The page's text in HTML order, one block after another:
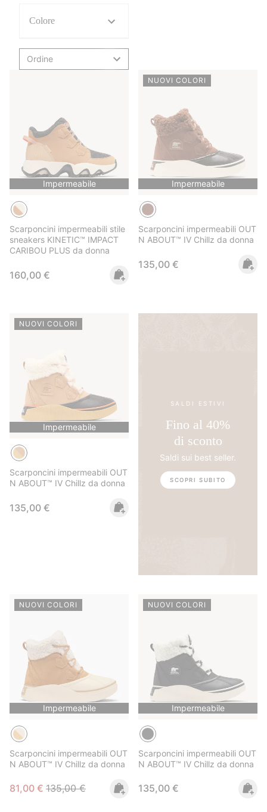
Colore
Ordine
Impermeabile
Scarponcini impermeabili stile
sneakers KINETIC™ IMPACT
CARIBOU PLUS da donna
Regular price:
160,00 €
NUOVI COLORI
Impermeabile
Scarponcini impermeabili OUT
N ABOUT™ IV Chillz da donna
Regular price:
135,00 €
NUOVI COLORI
Impermeabile
Scarponcini impermeabili OUT
N ABOUT™ IV Chillz da donna
Regular price:
135,00 €
SALDI ESTIVI
Fino al 40%
di sconto
Saldi sui best seller.
SCOPRI SUBITO
NUOVI COLORI
Impermeabile
Scarponcini impermeabili OUT
N ABOUT™ IV Chillz da donna
Sale price:
81,00 € Regular price:
135,00 €
NUOVI COLORI
Impermeabile
Scarponcini impermeabili OUT
N ABOUT™ IV Chillz da donna
Regular price:
135,00 €